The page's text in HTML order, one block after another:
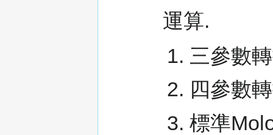
運算.
三參數
四參數
標準